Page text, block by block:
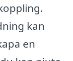
kan
en